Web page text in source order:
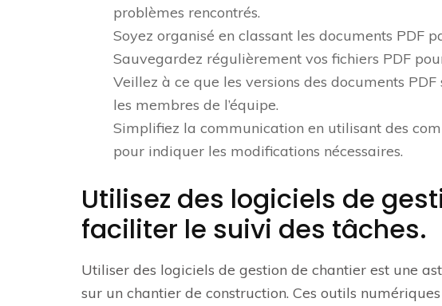
problèmes rencontrés.
Soyez organisé en classant les documents PDF
Sauvegardez régulièrement vos fichiers PDF
Veillez à ce que les versions des documents
les membres de l’équipe.
Simplifiez la communication en utilisant des
pour indiquer les modifications nécessaires.
Utilisez des logiciels de
faciliter le suivi des tâches.
Utiliser des logiciels de gestion de chantier est une
sur un chantier de construction. Ces outils